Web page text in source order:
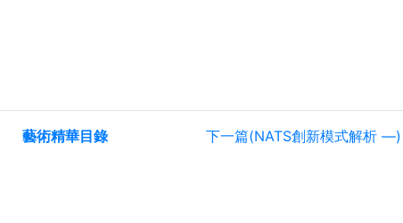
藝術精華目錄 下一篇(NATS創新模式解析 —)